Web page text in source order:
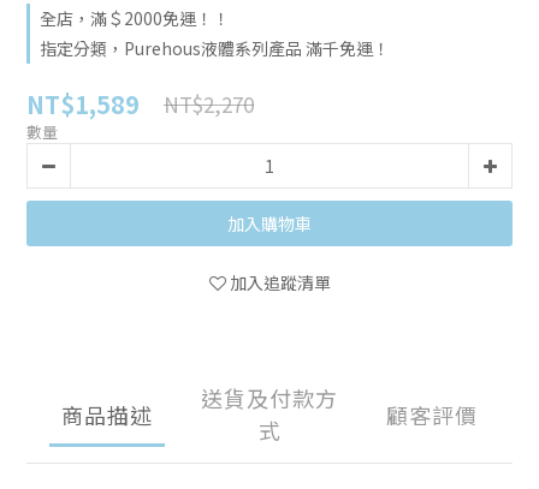
全店，滿＄2000免運！！
指定分類，Purehous液體系列產品 滿千免運！
NT$1,589 NT$2,270
數量
加入購物車
加入追蹤清單
商品描述
送貨及付款方
式
顧客評價